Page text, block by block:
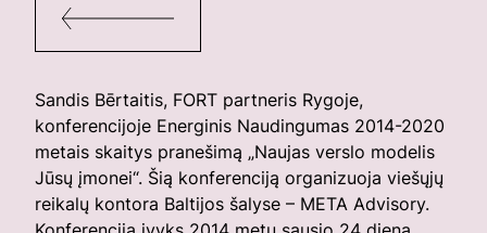
Sandis Bērtaitis, FORT partneris Rygoje,
konferencijoje Energinis Naudingumas 2014-2020
metais skaitys pranešimą „Naujas verslo modelis
Jūsų įmonei“. Šią konferenciją organizuoja viešųjų
reikalų kontora Baltijos šalyse – META Advisory.